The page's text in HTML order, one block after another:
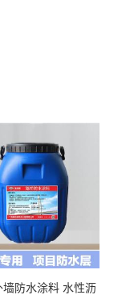
墙防水涂料 水性沥